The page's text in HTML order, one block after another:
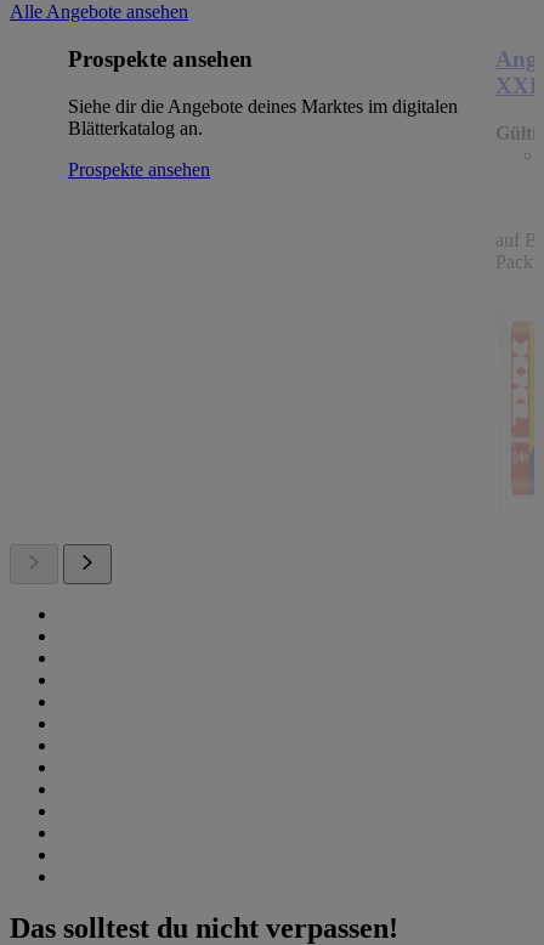
Alle Angebote ansehen
Prospekte ansehen
Siehe dir die Angebote deines Marktes im digitalen
Blätterkatalog an.
Prospekte ansehen
XXL
auf
Das solltest du nicht verpassen!